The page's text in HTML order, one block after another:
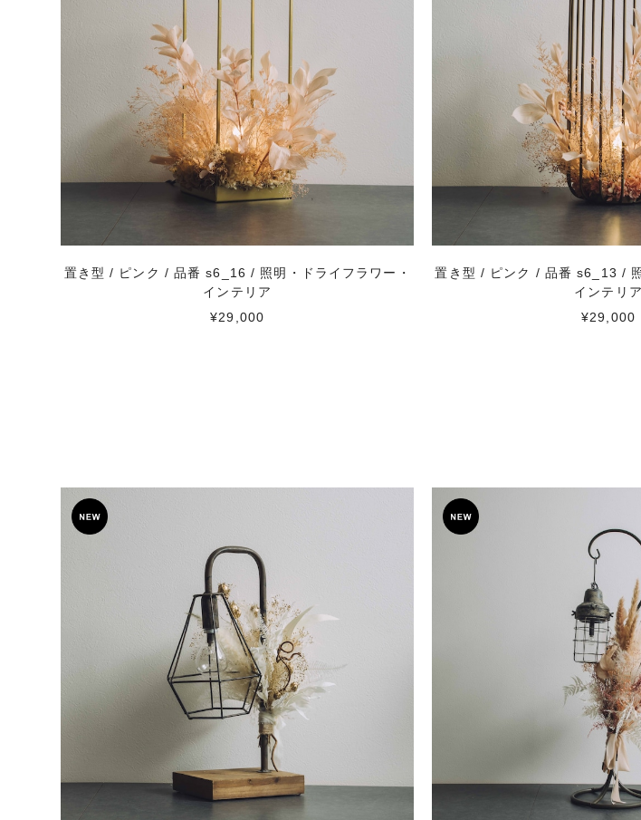
置き型 / ピンク / 品番 s6_16 / 照明・ドライフラワー・
インテリア
¥29,000
置き型 / ピンク / 品番 s6_13 /
インテリア
¥29,000